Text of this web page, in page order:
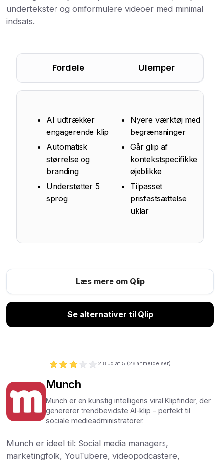
undertekster og omformulere videoer med minimal
indsats.
Fordele Ulemper
AI udtrækker
engagerende klip
Automatisk
størrelse og
branding
Understøtter 5
sprog
Nyere værktøj med
begrænsninger
Går glip af
kontekstspecifikke
øjeblikke
Tilpasset
prisfastsættelse
uklar
Læs mere om Qlip
Se alternativer til Qlip
2.8 ud af 5 (28 anmeldelser)
Munch
Munch er en kunstig intelligens viral Klipfinder, der
genererer trendbevidste AI-klip – perfekt til
sociale medieadministratorer.
Munch er ideel til: Social media managers,
marketingfolk, YouTubere, videopodcastere,